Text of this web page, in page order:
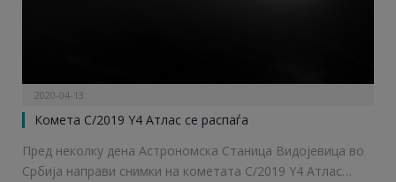
2020-04-13
Комета C/2019 Y4 Атлас се распаѓа
Пред неколку дена Астрономска Станица Видојевица во
Србија направи снимки на кометата C/2019 Y4 Атлас…